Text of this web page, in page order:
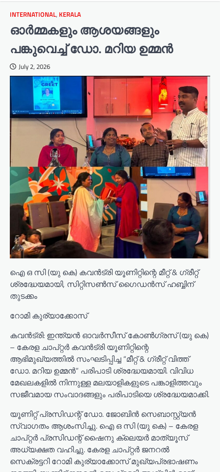
INTERNATIONAL, KERALA
ഓർമ്മകളും ആശയങ്ങളും
പങ്കുവെച്ച് ഡോ. മറിയ ഉമ്മൻ
July 2, 2026
ഐ ഒ സി (യു കെ) കവൻട്രി യൂണിറ്റിന്റെ മീറ്റ് & ഗ്രീറ്റ്
ശ്രദ്ധേയമായി, സിറ്റിസൺസ് ഗൈഡൻസ് ഹബ്ബിന്
തുടക്കം
റോമി കുര്യാക്കോസ്
കവൻട്രി: ഇന്ത്യൻ ഓവർസീസ് കോൺഗ്രസ് (യു കെ)
– കേരള ചാപ്റ്റർ കവൻട്രി യൂണിറ്റിന്റെ
ആഭിമുഖ്യത്തിൽ സംഘടിപ്പിച്ച “മീറ്റ് & ഗ്രീറ്റ് വിത്ത്
ഡോ. മറിയ ഉമ്മൻ” പരിപാടി ശ്രദ്ധേയമായി. വിവിധ
മേഖലകളിൽ നിന്നുള്ള മലയാളികളുടെ പങ്കാളിത്തവും
സജീവമായ സംവാദങ്ങളും പരിപാടിയെ ശ്രദ്ധേയമാക്കി.
യൂണിറ്റ് പ്രസിഡന്റ് ഡോ. ജോബിൻ സെബാസ്റ്റ്യൻ
സ്വാഗതം ആശംസിച്ചു. ഐ ഒ സി (യു കെ) – കേരള
ചാപ്റ്റർ പ്രസിഡന്റ് ഷൈനു ക്ലെയർ മാത്യൂസ്
അധ്യക്ഷത വഹിച്ചു. കേരള ചാപ്റ്റർ ജനറൽ
സെക്രട്ടറി റോമി കുര്യാക്കോസ് മുഖ്യപ്രഭാഷണം